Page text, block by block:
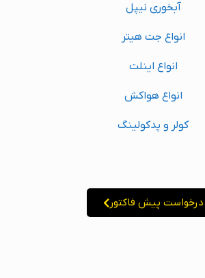
آبخوری نیپل
انواع جت هیتر
انواع اینلت
انواع هواکش
کولر و پدکولینگ
درخواست پیش فاکتور